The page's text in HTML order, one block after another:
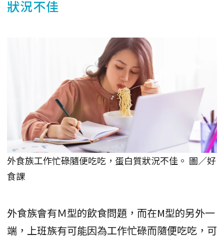
狀況不佳
外食族工作忙碌隨便吃吃，蛋白質狀況不佳。 圖／好
食課
外食族會有Ｍ型的飲食問題，而在M型的另外一
端，上班族有可能因為工作忙碌而隨便吃吃，可